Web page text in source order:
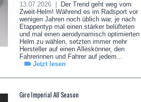
13.07.2026 |
Der Trend geht weg vom
Zweit-Helm! Während es im Radsport vor
wenigen Jahren noch üblich war, je nach
Etappentyp mal einen stärker belüfteten
und mal einen aerodynamisch optimierten
Helm zu wählen, setzten immer mehr
Hersteller auf einen Alleskönner, den
Fahrerinnen und Fahrer auf jedem...
Jetzt lesen
Giro Imperial All Season